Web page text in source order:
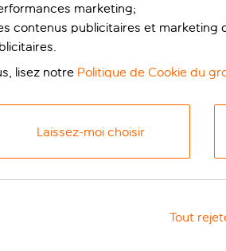
marketing;
contenus publicitaires et marketing
lisez notre Politique de Cookie du
Laissez-moi choisir
Tout